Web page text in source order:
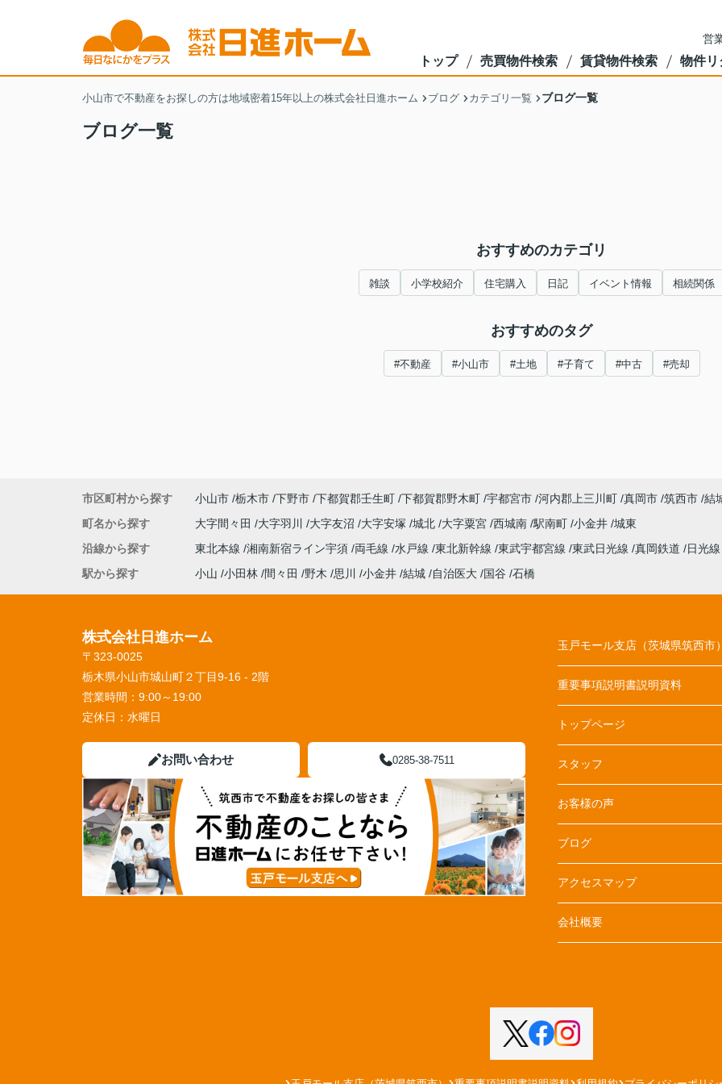
営
トップ 売買物件検索 賃貸物件検索 物件リ
小山市で不動産をお探しの方は地域密着15年以上の株式会社日進ホーム ブログ カテゴリ一覧 ブログ一覧
ブログ一覧
おすすめのカテゴリ
雑談 小学校紹介 住宅購入 日記 イベント情報 相続関係
おすすめのタグ
#不動産 #小山市 #土地 #子育て #中古 #売却
市区町村から探す 小山市 栃木市 下野市 下都賀郡壬生町 下都賀郡野木町 宇都宮市 河内郡上三川町 真岡市 筑西市 結
町名から探す
大字間々田 大字羽川 大字友沼 大字安塚 城北 大字粟宮 西城南 駅南町 小金井 城東
沿線から探す
東北本線 湘南新宿ライン宇須 両毛線 水戸線 東北新幹線 東武宇都宮線 東武日光線 真岡鉄道 日光線
駅から探す
小山 小田林 間々田 野木 思川 小金井 結城 自治医大 国谷 石橋
株式会社日進ホーム
〒323-0025
栃木県小山市城山町２丁目9-16 - 2階
営業時間： 9:00～19:00
定休日： 水曜日
お問い合わせ 0285-38-7511
玉戸モール支店（茨城県筑西市）
重要事項説明書説明資料
トップページ
スタッフ
お客様の声
ブログ
アクセスマップ
会社概要